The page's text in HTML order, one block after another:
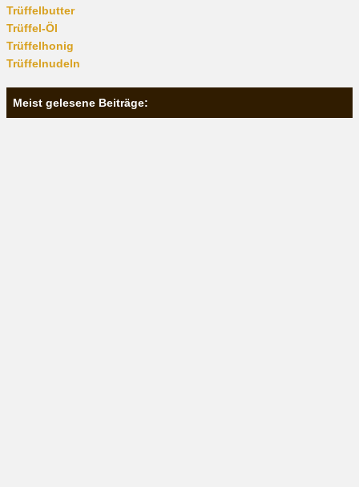
Trüffelbutter
Trüffel-Öl
Trüffelhonig
Trüffelnudeln
Meist gelesene Beiträge: